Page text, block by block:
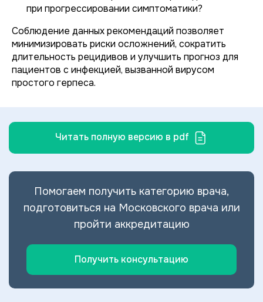
при прогрессировании симптоматики?
Соблюдение данных рекомендаций позволяет
минимизировать риски осложнений, сократить
длительность рецидивов и улучшить прогноз для
пациентов с инфекцией, вызванной вирусом
простого герпеса.
Читать полную версию в pdf
Помогаем получить категорию врача,
подготовиться на Московского врача или
пройти аккредитацию
Получить консультацию